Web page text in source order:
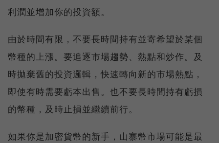
利潤並增加你的投資額。
由於時間有限，不要長時間持有並寄希望於某個
幣種的上漲。要追逐市場趨勢、熱點和炒作。及
時拋棄舊的投資邏輯，快速轉向新的市場熱點，
即使有時需要虧本出售。也不要長時間持有虧損
的幣種，及時止損並繼續前行。
如果你是加密貨幣的新手，山寨幣市場可能是最